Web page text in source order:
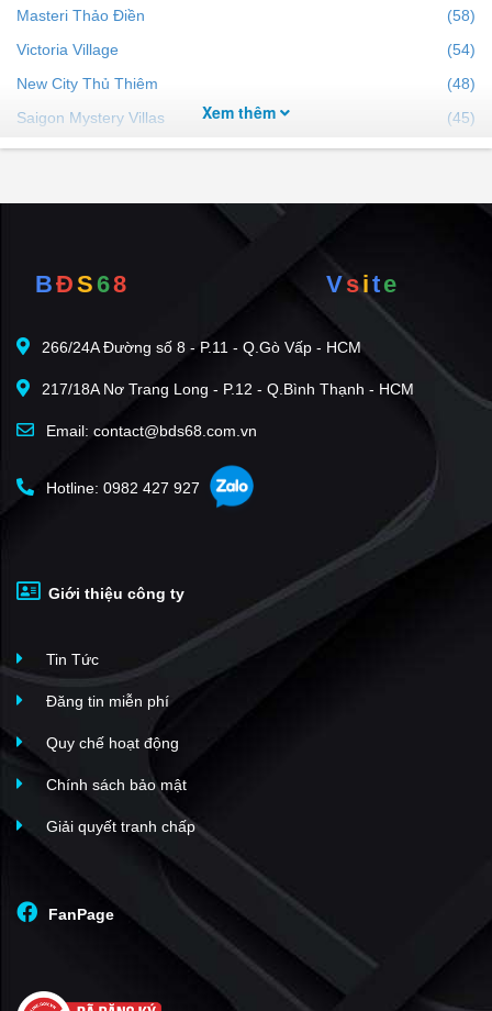
Masteri Thảo Điền
(58)
Victoria Village
(54)
New City Thủ Thiêm
(48)
Saigon Mystery Villas
(45)
Lexington Residence
(41)
Sarimi Sala
Masteri An Phú
Sadora Sala
(32)
Lakeview City
The River Thủ Thiêm
Sala Đại Quang Minh
The Estella
Centana Thủ Thiêm
Feliz En Vista
The Global City
Cantavil An Phú
The Vista An Phú
La Astoria
Q2 Thảo Điền
(16)
SOHO - The Global City
(15)
Xem thêm
BĐS68 Vsite
266/24A Đường số 8 - P.11 - Q.Gò Vấp - HCM
217/18A Nơ Trang Long - P.12 - Q.Bình Thạnh - HCM
Email: contact@bds68.com.vn
Hotline: 0982 427 927
Giới thiệu công ty
Tin Tức
Đăng tin miễn phí
Quy chế hoạt động
Chính sách bảo mật
Giải quyết tranh chấp
FanPage